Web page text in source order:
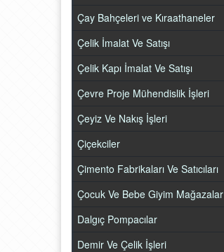
Çay Bahçeleri ve Kıraathaneler
Çelik İmalat Ve Satışı
Çelik Kapı İmalat Ve Satışı
Çevre Proje Mühendislik İşleri
Çeyiz Ve Nakış İşleri
Çiçekciler
Çimento Fabrikaları Ve Satıcıları
Çocuk Ve Bebe Giyim Mağazalar
Dalgıç Pompacılar
Demir Ve Çelik İşleri